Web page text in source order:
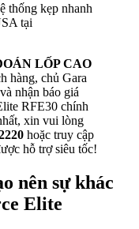
LỐP CAO
hàng, chủ Gara
nhận báo giá
RFE30 chính
xin vui lòng
hoặc truy cập
hỗ trợ siêu tốc!
nên sự khác
Elite